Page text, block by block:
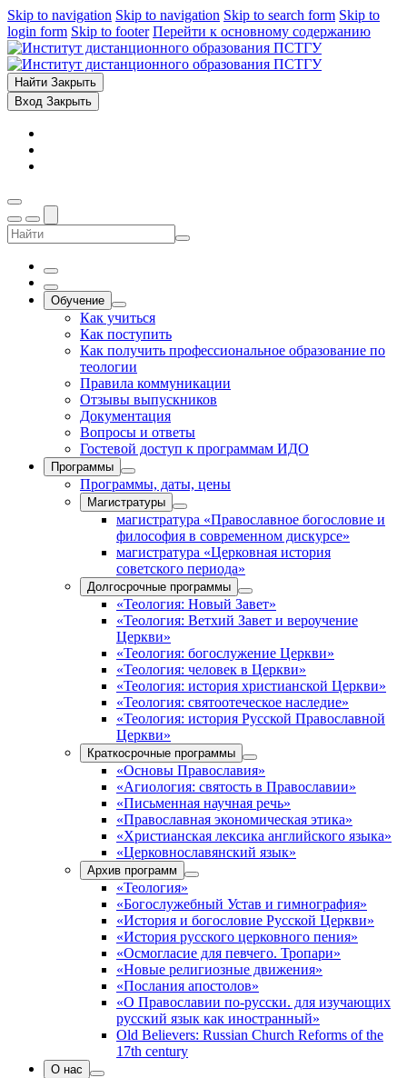
Skip to navigation Skip to navigation Skip to search form Skip to
login form Skip to footer Перейти к основному содержанию
Найти Закрыть
Вход Закрыть
Обучение
Как учиться
Как поступить
Как получить профессиональное образование по
теологии
Правила коммуникации
Отзывы выпускников
Документация
Вопросы и ответы
Гостевой доступ к программам ИДО
Программы
Программы, даты, цены
Магистратуры
магистратура «Православное богословие и
философия в современном дискурсе»
магистратура «Церковная история
советского периода»
Долгосрочные программы
«Теология: Новый Завет»
«Теология: Ветхий Завет и вероучение
Церкви»
«Теология: богослужение Церкви»
«Теология: человек в Церкви»
«Теология: история христианской Церкви»
«Теология: святоотеческое наследие»
«Теология: история Русской Православной
Церкви»
Краткосрочные программы
«Основы Православия»
«Агиология: святость в Православии»
«Письменная научная речь»
«Православная экономическая этика»
«Христианская лексика английского языка»
«Церковнославянский язык»
Архив программ
«Теология»
«Богослужебный Устав и гимнография»
«История и богословие Русской Церкви»
«История русского церковного пения»
«Осмогласие для певчего. Тропари»
«Новые религиозные движения»
«Послания апостолов»
«О Православии по-русски. для изучающих
русский язык как иностранный»
Old Believers: Russian Church Reforms of the
17th century
О нас